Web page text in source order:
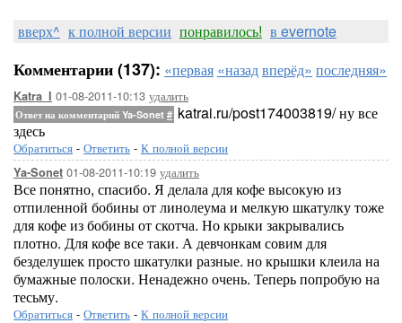
вверх^ к полной версии понравилось! в evernote
Комментарии (137): «первая «назадвперёд» последняя»
Katra_I 01-08-2011-10:13 удалить
Ответ на комментарий Ya-Sonet # katrai.ru/post174003819/ ну все
здесь
Обратиться - Ответить - К полной версии
Ya-Sonet 01-08-2011-10:19 удалить
Все понятно, спасибо. Я делала для кофе высокую из
отпиленной бобины от линолеума и мелкую шкатулку тоже
для кофе из бобины от скотча. Но крыки закрывались
плотно. Для кофе все таки. А девчонкам совим для
безделушек просто шкатулки разные. но крышки клеила на
бумажные полоски. Ненадежно очень. Теперь попробую на
тесьму.
Обратиться - Ответить - К полной версии